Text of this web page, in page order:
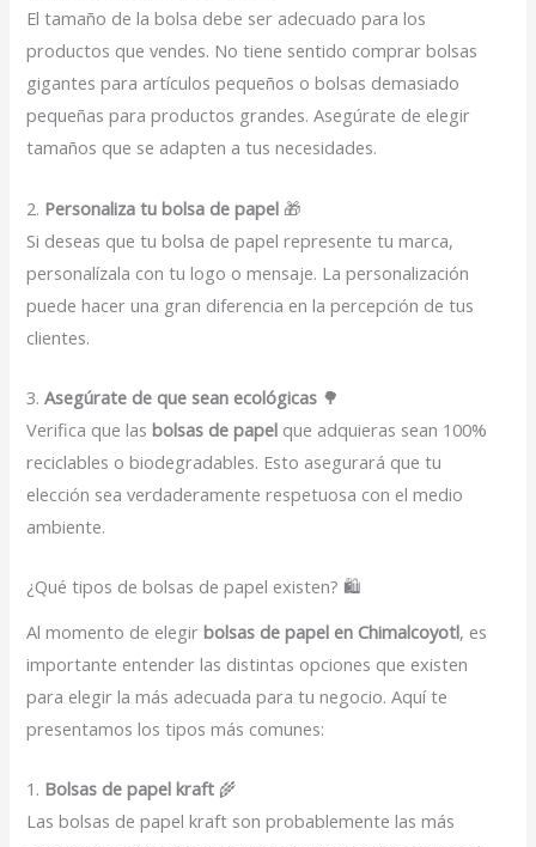
El tamaño de la bolsa debe ser adecuado para los
productos que vendes. No tiene sentido comprar bolsas
gigantes para artículos pequeños o bolsas demasiado
pequeñas para productos grandes. Asegúrate de elegir
tamaños que se adapten a tus necesidades.
2. Personaliza tu bolsa de papel 🎁
Si deseas que tu bolsa de papel represente tu marca,
personalízala con tu logo o mensaje. La personalización
puede hacer una gran diferencia en la percepción de tus
clientes.
3.Asegúrate de que sean ecológicas 🌳
Verifica que lasbolsas de papel que adquieras sean 100%
reciclables o biodegradables. Esto asegurará que tu
elección sea verdaderamente respetuosa con el medio
ambiente.
¿Qué tipos de bolsas de papel existen? 🛍️
Al momento de elegirbolsas de papel en Chimalcoyotl, es
importante entender las distintas opciones que existen
para elegir la más adecuada para tu negocio. Aquí te
presentamos los tipos más comunes:
1. Bolsas de papel kraft 🌾
Las bolsas de papel kraft son probablemente las más